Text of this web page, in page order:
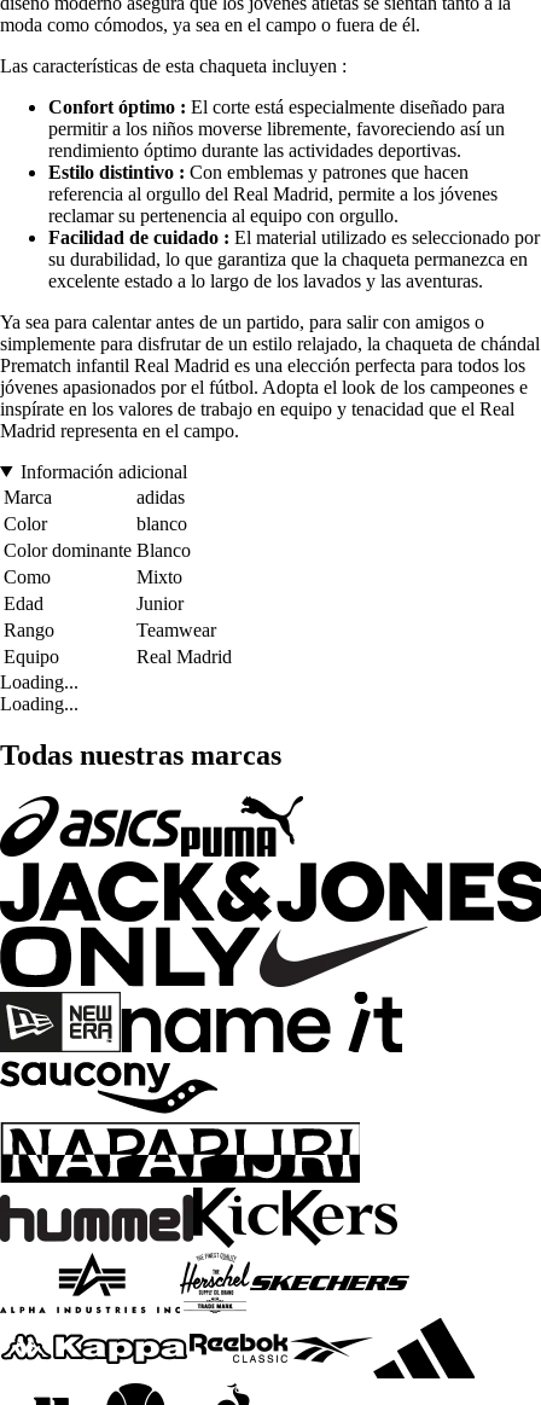
moda como cómodos, ya sea en el campo o fuera de él.
Las características de esta chaqueta incluyen :
Confort óptimo : El corte está especialmente diseñado para
permitir a los niños moverse libremente, favoreciendo así un
rendimiento óptimo durante las actividades deportivas.
Estilo distintivo : Con emblemas y patrones que hacen
referencia al orgullo del Real Madrid, permite a los jóvenes
reclamar su pertenencia al equipo con orgullo.
Facilidad de cuidado : El material utilizado es seleccionado por
su durabilidad, lo que garantiza que la chaqueta permanezca en
excelente estado a lo largo de los lavados y las aventuras.
Ya sea para calentar antes de un partido, para salir con amigos o
simplemente para disfrutar de un estilo relajado, la chaqueta de chándal
Prematch infantil Real Madrid es una elección perfecta para todos los
jóvenes apasionados por el fútbol. Adopta el look de los campeones e
inspírate en los valores de trabajo en equipo y tenacidad que el Real
Madrid representa en el campo.
Información adicional
Marca
adidas
Color
blanco
Color dominante Blanco
Como
Mixto
Edad
Junior
Rango
Teamwear
Equipo
Real Madrid
Loading...
Loading...
Todas nuestras marcas